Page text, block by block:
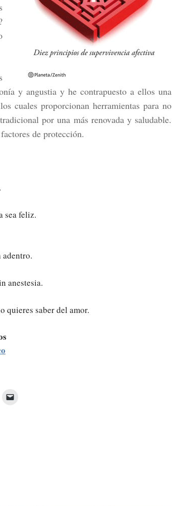
y angustia y he contrapuesto a ellos una
cuales proporcionan herramientas parano
por una más renovada y saludable.
de protección.
sea feliz.
adentro.
anestesia.
quieres saber del amor.